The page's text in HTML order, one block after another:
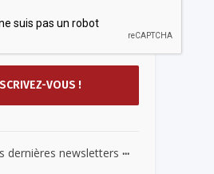
dernières newsletters ...